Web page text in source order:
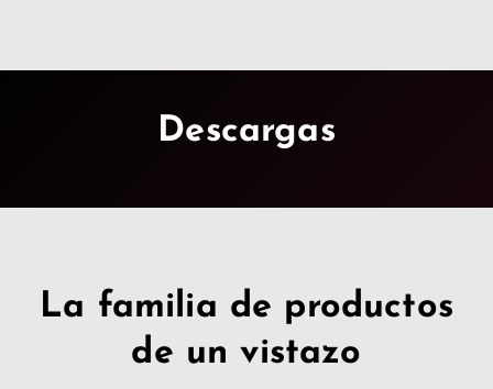
Descargas
La familia de productos
de un vistazo